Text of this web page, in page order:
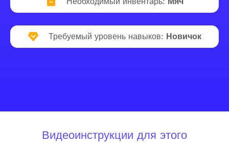
Требуемый уровень навыков: Новичок
Видеоинструкции для этого